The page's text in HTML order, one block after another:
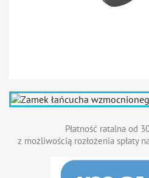
Płatność ratalna od
z możliwością rozłożenia spłaty